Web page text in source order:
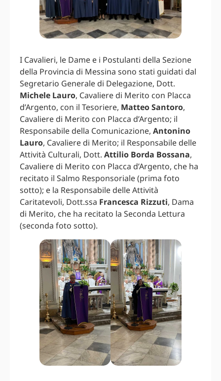
I Cavalieri, le Dame e i Postulanti della Sezione
della Provincia di Messina sono stati guidati dal
Segretario Generale di Delegazione, Dott.
Michele Lauro, Cavaliere di Merito con Placca
d’Argento, con il Tesoriere, Matteo Santoro,
Cavaliere di Merito con Placca d’Argento; il
Responsabile della Comunicazione, Antonino
Lauro, Cavaliere di Merito; il Responsabile delle
Attività Culturali, Dott. Attilio Borda Bossana,
Cavaliere di Merito con Placca d’Argento, che ha
recitato il Salmo Responsoriale (prima foto
sotto); e la Responsabile delle Attività
Caritatevoli, Dott.ssa Francesca Rizzuti, Dama
di Merito, che ha recitato la Seconda Lettura
(seconda foto sotto).